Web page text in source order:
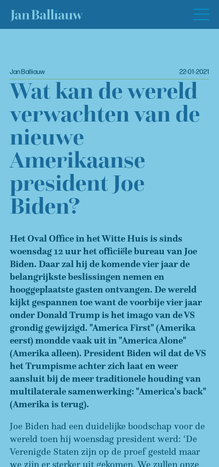
Jan Balliauw 22-01-2021
Wat kan de wereld
verwachten van de
nieuwe
Amerikaanse
president Joe
Biden?
Het Oval Office in het Witte Huis is sinds
woensdag 12 uur het officiële bureau van Joe
Biden. Daar zal hij de komende vier jaar de
belangrijkste beslissingen nemen en
hooggeplaatste gasten ontvangen. De wereld
kijkt gespannen toe want de voorbije vier jaar
onder Donald Trump is het imago van de VS
grondig gewijzigd. "America First" (Amerika
eerst) mondde vaak uit in "America Alone"
(Amerika alleen). President Biden wil dat de VS
het Trumpisme achter zich laat en weer
aansluit bij de meer traditionele houding van
multilaterale samenwerking: "America's back"
(Amerika is terug).
Joe Biden had een duidelijke boodschap voor de
wereld toen hij woensdag president werd: ‘De
Verenigde Staten zijn op de proef gesteld maar
we zijn er sterker uit gekomen. We zullen onze